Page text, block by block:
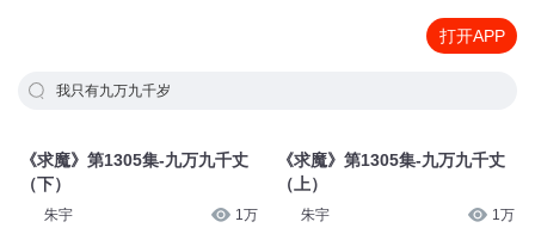
打开APP
我只有九万九千岁
《求魔》第1305集-九万九千丈
（下）
朱宇 1万
《求魔》第1305集-九万九千丈
（上）
朱宇 1万